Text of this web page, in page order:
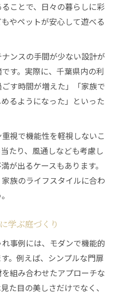
ことで、日々の暮らしに彩
やペットが安心して遊べる
ンスの手間が少ない設計が
す。実際に、千葉県内の利
す時間が増えた」「家族で
るようになった」といった
視で機能性を軽視しないこ
たり、風通しなども考慮し
が出るケースもあります。
族のライフスタイルに合わ
学ぶ庭づくり
事例には、モダンで機能的
。例えば、シンプルな門扉
組み合わせたアプローチな
た目の美しさだけでなく、